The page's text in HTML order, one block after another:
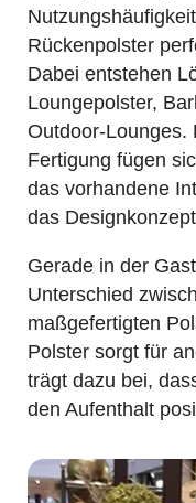
Rückenpolster
Dabei entstehen
Loungepolster,
Outdoor-Lounges.
Fertigung fügen
das vorhandene
das
Gerade in der
Unterschied
maßgefertigten
Polster sorgt für
trägt dazu bei,
den Aufenthalt